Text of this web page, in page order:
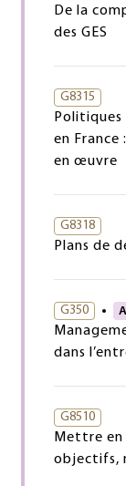
De la
des GES
G8315
Politiques
en
en œuvre
G8318
Plans de
G350
dans
G8510
Mettre en
objectifs,